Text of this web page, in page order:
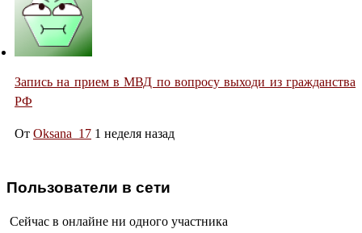
Запись на прием в МВД по вопросу выходи из гражданства
РФ
От Oksana_17 1 неделя назад
Пользователи в сети
Сейчас в онлайне ни одного участника